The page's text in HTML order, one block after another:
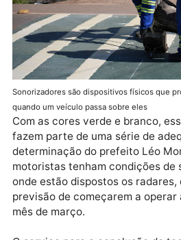
Sonorizadores são dispositivos físicos